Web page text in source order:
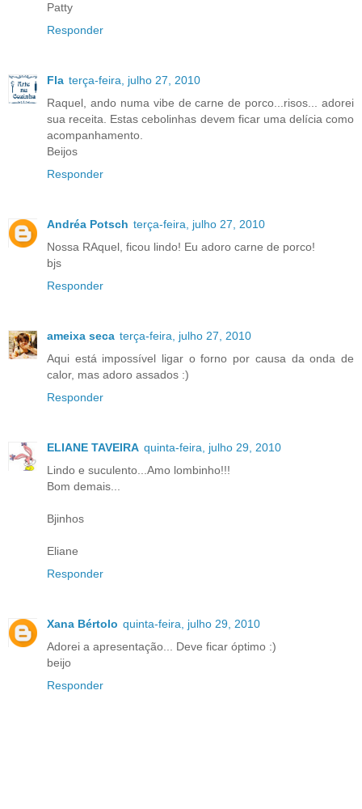
Patty
Responder
Fla terça-feira, julho 27, 2010
Raquel, ando numa vibe de carne de porco...risos... adorei
sua receita. Estas cebolinhas devem ficar uma delícia como
acompanhamento.
Beijos
Responder
Andréa Potsch terça-feira, julho 27, 2010
Nossa RAquel, ficou lindo! Eu adoro carne de porco!
bjs
Responder
ameixa seca terça-feira, julho 27, 2010
Aqui está impossível ligar o forno por causa da onda de
calor, mas adoro assados :)
Responder
ELIANE TAVEIRA quinta-feira, julho 29, 2010
Lindo e suculento...Amo lombinho!!!
Bom demais...
Bjinhos
Eliane
Responder
Xana Bértolo quinta-feira, julho 29, 2010
Adorei a apresentação... Deve ficar óptimo :)
beijo
Responder